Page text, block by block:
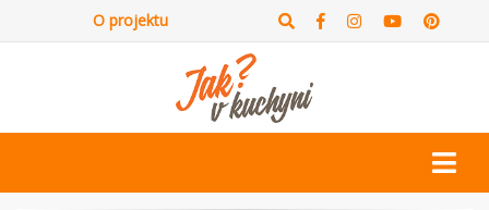
O projektu